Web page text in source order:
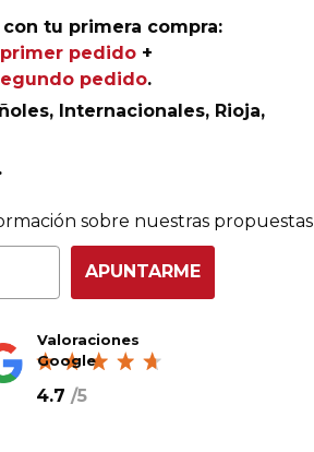
del Duero
Reserva 2021
tu primera compra:
pedido+
pedido.
Internacionales, Rioja,
sobre nuestras propuestas
APUNTARME
Valoraciones
Google
4.7 /5